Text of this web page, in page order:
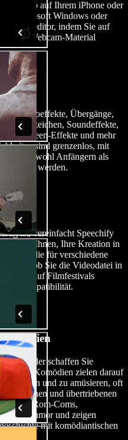
egal ob auf Ihrem iPhone oder
Microsoft Windows oder
Videoeditor, indem Sie auf
Ihr Webcam-Material
KI-Videoeffekte, Übergänge,
Wasserzeichen, Soundeffekte,
Screen-Effekte und mehr
sind grenzenlos, mit
die sowohl Anfängern als
gerecht werden.
ist, vereinfacht Speechify
es Ihnen, Ihre Kreation in
die für verschiedene
Egal, ob Sie die Videodatei in
auf Filmfestivals
für Kompatibilität.
oder schaffen Sie
Komödien zielen darauf
und zu amüsieren, oft
und übertriebenen
kurz Rom-Coms,
und Humor und zeigen
mit komödiantischen